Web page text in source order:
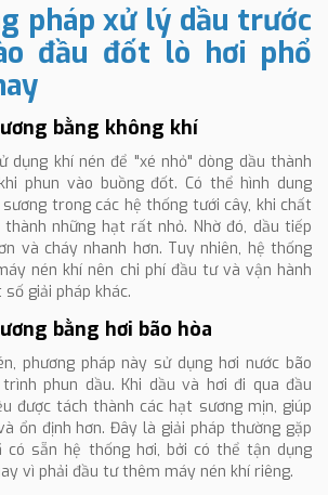
pháp xử lý dầu trước
đầu đốt lò hơi phổ
bằng không khí
dụng khí nén để "xé nhỏ" dòng dầu thành
phun vào buồng đốt. Có thể hình dung
trong các hệ thống tưới cây, khi chất
những hạt rất nhỏ. Nhờ đó, dầu tiếp
và cháy nhanh hơn. Tuy nhiên, hệ thống
nén khí nên chi phí đầu tư và vận hành
giải pháp khác.
bằng hơi bão hòa
phương pháp này sử dụng hơi nước bão
phun dầu. Khi dầu và hơi đi qua đầu
được tách thành các hạt sương mịn, giúp
ổn định hơn. Đây là giải pháp thường gặp
có sẵn hệ thống hơi, bởi có thể tận dụng
vì phải đầu tư thêm máy nén khí riêng.